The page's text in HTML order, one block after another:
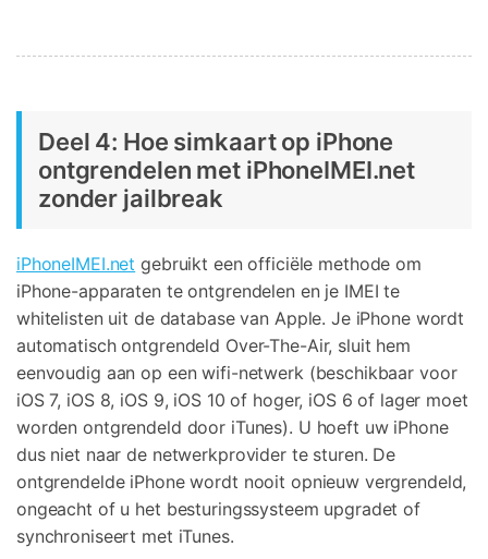
Deel 4: Hoe simkaart op iPhone
ontgrendelen met iPhoneIMEI.net
zonder jailbreak
iPhoneIMEI.net gebruikt een officiële methode om
iPhone-apparaten te ontgrendelen en je IMEI te
whitelisten uit de database van Apple. Je iPhone wordt
automatisch ontgrendeld Over-The-Air, sluit hem
eenvoudig aan op een wifi-netwerk (beschikbaar voor
iOS 7, iOS 8, iOS 9, iOS 10 of hoger, iOS 6 of lager moet
worden ontgrendeld door iTunes). U hoeft uw iPhone
dus niet naar de netwerkprovider te sturen. De
ontgrendelde iPhone wordt nooit opnieuw vergrendeld,
ongeacht of u het besturingssysteem upgradet of
synchroniseert met iTunes.